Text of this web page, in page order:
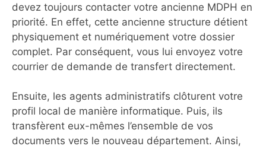
devez toujours contacter votre ancienne MDPH en
priorité. En effet, cette ancienne structure détient
physiquement et numériquement votre dossier
complet. Par conséquent, vous lui envoyez votre
courrier de demande de transfert directement.
Ensuite, les agents administratifs clôturent votre
profil local de manière informatique. Puis, ils
transfèrent eux-mêmes l’ensemble de vos
documents vers le nouveau département. Ainsi,